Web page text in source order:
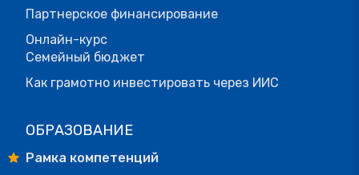
Партнерское финансирование
Онлайн-курс
Семейный бюджет
Как грамотно инвестировать через ИИС
ОБРАЗОВАНИЕ
Рамка компетенций